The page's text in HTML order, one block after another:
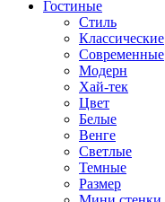
Гостиные
Стиль
Классические
Современные
Модерн
Хай-тек
Цвет
Белые
Венге
Светлые
Темные
Размер